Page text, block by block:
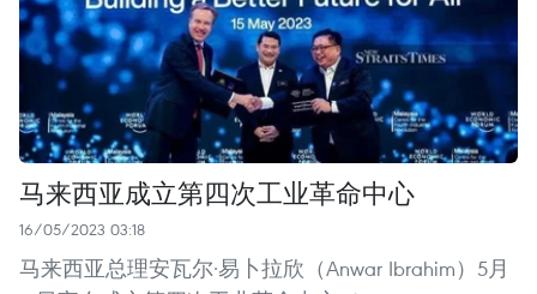
马来西亚成立第四次工业革命中心
16/05/2023 03:18
马来西亚总理安瓦尔·易卜拉欣（Anwar Ibrahim）5月